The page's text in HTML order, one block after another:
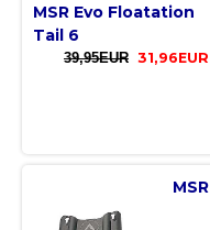
MSR Evo Floatation
Tail 6
39,95EUR 31,96EUR
MSR